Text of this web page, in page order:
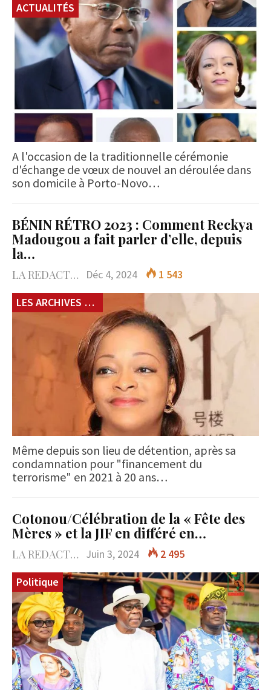
ACTUALITÉS
A l'occasion de la traditionnelle cérémonie
d'échange de vœux de nouvel an déroulée dans
son domicile à Porto-Novo…
BÉNIN RÉTRO 2023 : Comment Reckya
Madougou a fait parler d’elle, depuis
la…
LA REDACTION Déc 4, 2024
1 543
LES ARCHIVES du 229
Même depuis son lieu de détention, après sa
condamnation pour "financement du
terrorisme" en 2021 à 20 ans…
Cotonou/Célébration de la « Fête des
Mères » et la JIF en différé en…
LA REDACTION Juin 3, 2024
2 495
Politique